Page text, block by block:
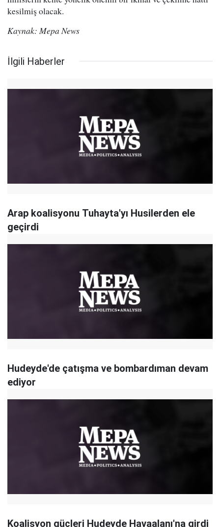
kesilmiş olacak.
Kaynak: Mepa News
İlgili Haberler
Arap koalisyonu Tuhayta'yı Husilerden ele
geçirdi
Hudeyde'de çatışma ve bombardıman devam
ediyor
Koalisyon güçleri Hudeyde Havaalanı'na girdi